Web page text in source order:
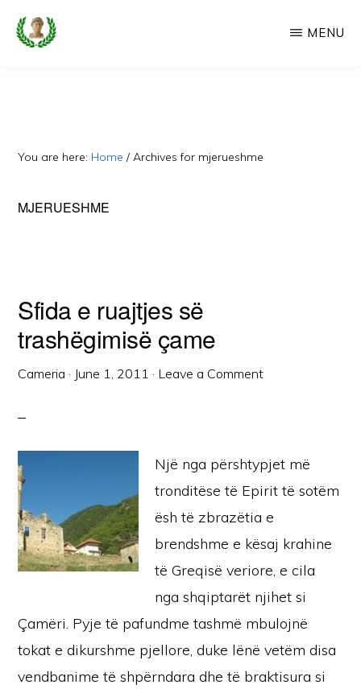
Skip
Faqe
Dedikuar
MENU
You are here: Home / Archives for mjerueshme
MJERUESHME
Sfida e ruajtjes së
trashëgimisë çame
Cameria · June 1, 2011 · Leave a Comment
Një nga përshtypjet më
tronditëse të Epirit të sotëm
ësh të zbrazëtia e
brendshme e kësaj krahine
të Greqisë veriore, e cila
nga shqiptarët njihet si
Çamëri. Pyje të pafundme tashmë mbulojnë
tokat e dikurshme pjellore, duke lënë vetëm disa
vendbanime të shpërndara dhe të braktisura si